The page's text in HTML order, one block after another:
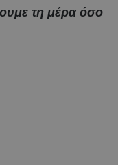
τη μέρα όσο